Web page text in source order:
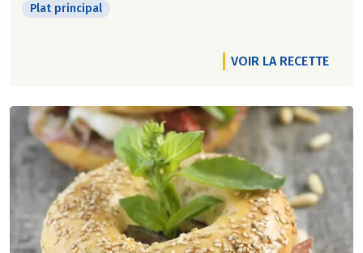
Plat principal
VOIR LA RECETTE